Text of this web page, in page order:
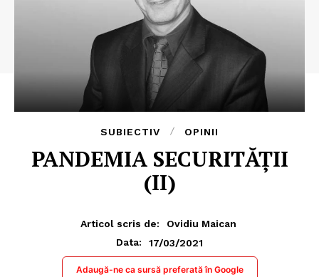
SUBIECTIV OPINII
PANDEMIA SECURITĂȚII
(II)
Articol scris de:
Ovidiu Maican
Data:
17/03/2021
Adaugă-ne ca sursă preferată în Google